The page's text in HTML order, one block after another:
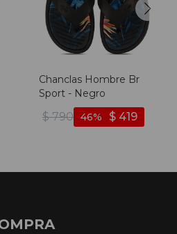
Chanclas Hombre Br
Sport - Negro
$ 790 $ 419
46